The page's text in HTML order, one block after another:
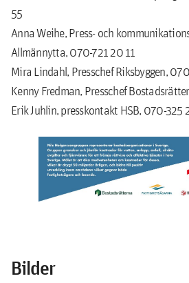
55
Anna Weihe, Press- och
Allmännytta, 070-721 20 11
Mira Lindahl, Presschef Riksbyggen,
Kenny Fredman, Presschef
Erik Juhlin, presskontakt HSB, 070-325
Bilder